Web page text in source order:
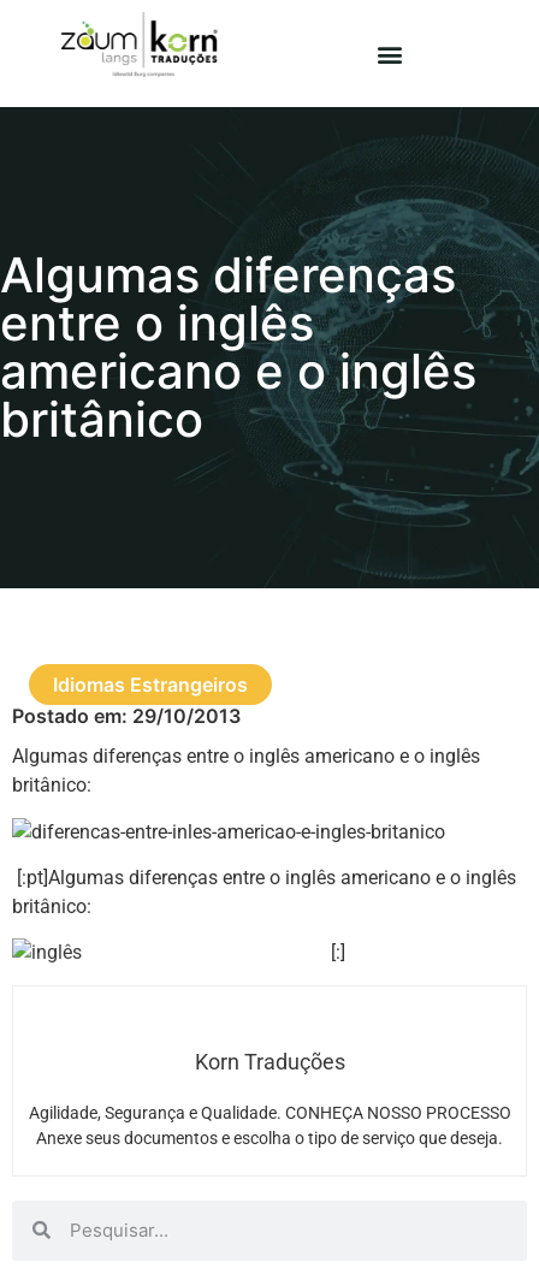
Algumas diferenças
entre o inglês
americano e o inglês
britânico
Idiomas Estrangeiros
Postado em: 29/10/2013
Algumas diferenças entre o inglês americano e o inglês
britânico:
[:pt]Algumas diferenças entre o inglês americano e o inglês
britânico:
[:]
Korn Traduções
Agilidade, Segurança e Qualidade. CONHEÇA NOSSO PROCESSO
Anexe seus documentos e escolha o tipo de serviço que deseja.